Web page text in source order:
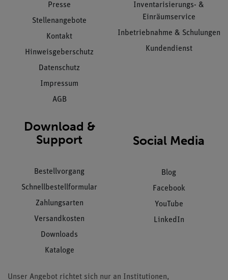
Presse
Stellenangebote
Kontakt
Hinweisgeberschutz
Datenschutz
Impressum
AGB
Inventarisierungs- &
Einräumservice
Inbetriebnahme & Schulungen
Kundendienst
Download &
Support
Bestellvorgang
Schnellbestellformular
Zahlungsarten
Versandkosten
Downloads
Kataloge
Social Media
Blog
Facebook
YouTube
LinkedIn
Unser Angebot richtet sich nur an Institutionen,